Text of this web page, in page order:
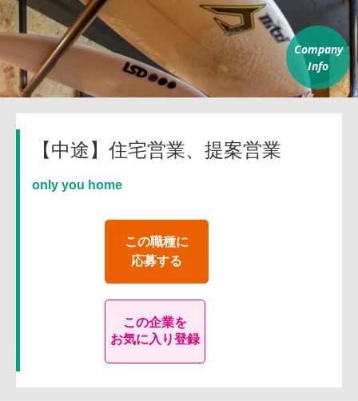
Company
Info
【中途】住宅営業、提案営業
only you home
この職種に
応募する
この企業を
お気に入り登録